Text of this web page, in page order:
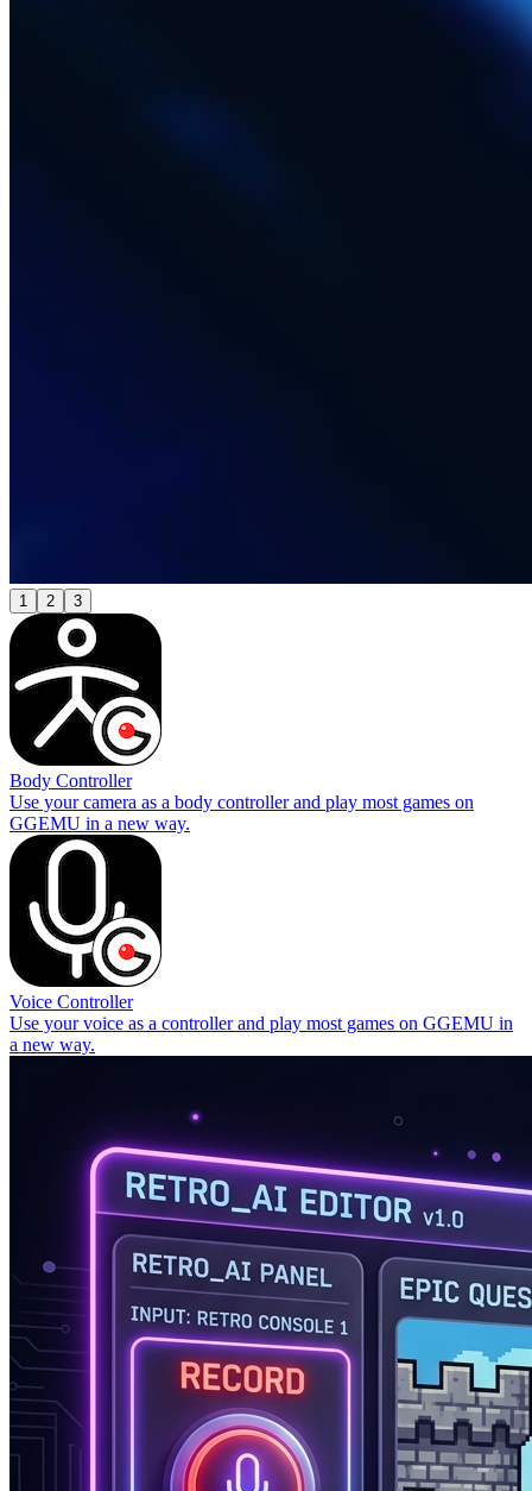
1 2 3
Body Controller
Use your camera as a body controller and play most games on
GGEMU in a new way.
Voice Controller
Use your voice as a controller and play most games on GGEMU in
a new way.